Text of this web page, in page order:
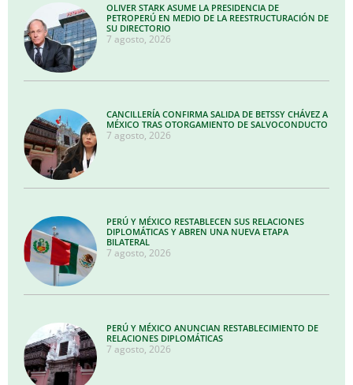
OLIVER STARK ASUME LA PRESIDENCIA DE
PETROPERÚ EN MEDIO DE LA REESTRUCTURACIÓN DE
SU DIRECTORIO
7 agosto, 2026
CANCILLERÍA CONFIRMA SALIDA DE BETSSY CHÁVEZ A
MÉXICO TRAS OTORGAMIENTO DE SALVOCONDUCTO
7 agosto, 2026
PERÚ Y MÉXICO RESTABLECEN SUS RELACIONES
DIPLOMÁTICAS Y ABREN UNA NUEVA ETAPA
BILATERAL
7 agosto, 2026
PERÚ Y MÉXICO ANUNCIAN RESTABLECIMIENTO DE
RELACIONES DIPLOMÁTICAS
7 agosto, 2026